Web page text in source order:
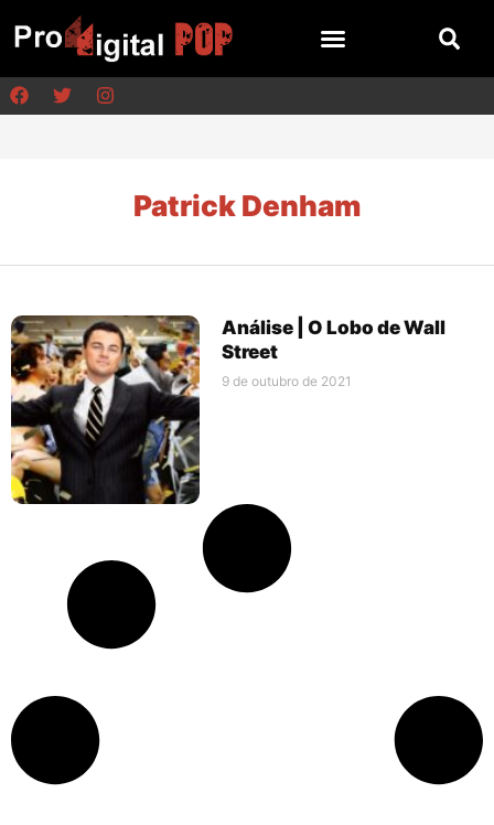
Patrick Denham
Análise | O Lobo de Wall
Street
9 de outubro de 2021